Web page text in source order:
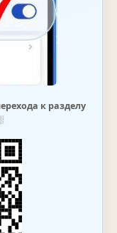
к разделу